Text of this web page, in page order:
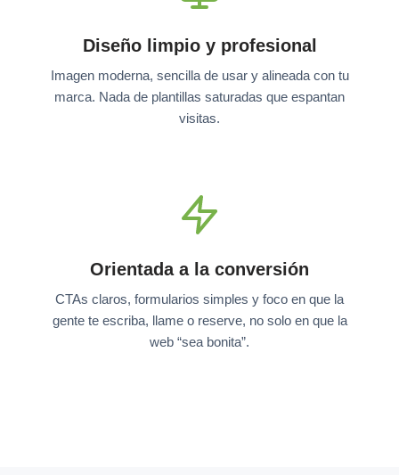
Diseño limpio y profesional
Imagen moderna, sencilla de usar y alineada con tu
marca. Nada de plantillas saturadas que espantan
visitas.
Orientada a la conversión
CTAs claros, formularios simples y foco en que la
gente te escriba, llame o reserve, no solo en que la
web “sea bonita”.